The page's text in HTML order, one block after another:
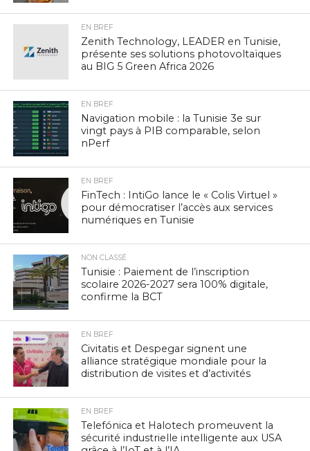
EN BREF
Zenith Technology, LEADER en Tunisie,
présente ses solutions photovoltaïques
au BIG 5 Green Africa 2026
EN BREF
Navigation mobile : la Tunisie 3e sur
vingt pays à PIB comparable, selon
nPerf
EN BREF
FinTech : IntiGo lance le « Colis Virtuel »
pour démocratiser l’accès aux services
numériques en Tunisie
NON CLASSÉ
Tunisie : Paiement de l’inscription
scolaire 2026-2027 sera 100% digitale,
confirme la BCT
EN BREF
Civitatis et Despegar signent une
alliance stratégique mondiale pour la
distribution de visites et d’activités
EN BREF
Telefónica et Halotech promeuvent la
sécurité industrielle intelligente aux USA